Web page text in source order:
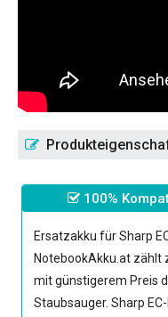
100%
Ersatzakku für Sharp
NotebookAkku.at zählt
mit günstigerem Preis
Staubsauger.Sharp